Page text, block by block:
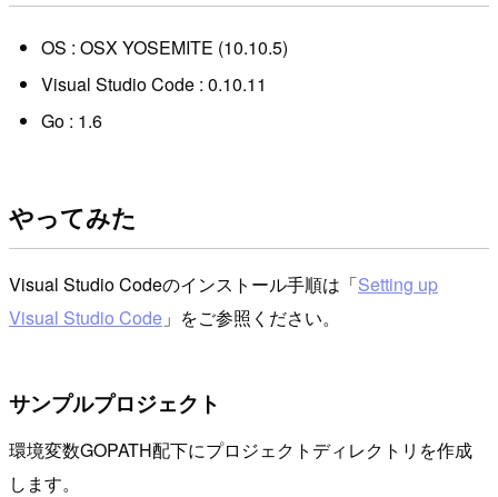
OS : OSX YOSEMITE (10.10.5)
Visual Studio Code : 0.10.11
Go : 1.6
やってみた
Visual Studio Codeのインストール手順は「Setting up
Visual Studio Code 」をご参照ください。
サンプルプロジェクト
環境変数GOPATH配下にプロジェクトディレクトリを作成
します。